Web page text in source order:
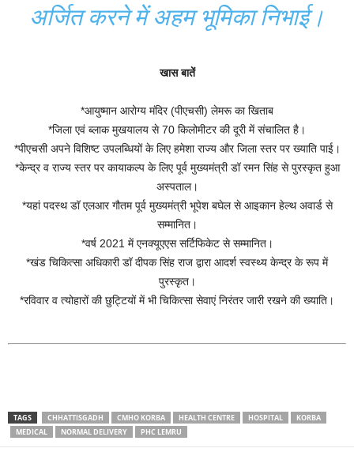
अर्जित करने में अहम भूमिका निभाई।
खास बातें
*आयुष्मान आरोग्य मंदिर (पीएचसी) लेमरू का खिताब
*जिला एवं ब्लाक मुखयालय से 70 किलोमीटर की दूरी में संचालित है।
*पीएचसी अपने विशिष्ट उपलब्धियों के लिए हमेशा राज्य और जिला स्तर पर ख्याति पाई।
*केन्द्र व राज्य स्तर पर कायाकल्प के लिए पूर्व मुख्यमंत्री डॉ रमन सिंह से पुरस्कृत हुआ
अस्पताल।
*यहां पदस्थ डॉ एलआर गौतम पूर्व मुख्यमंत्री भूपेश बघेल से आइकान हेल्थ अवार्ड से
सम्मानित।
*वर्ष 2021 में एनक्यूएएस सर्टिफिकेट से सम्मानित।
*खंड चिकित्सा अधिकारी डॉ दीपक सिंह राज द्वारा आदर्श स्वस्थ्य केन्द्र के रूप में
पुरस्कृत।
*रविवार व त्योहारों की छुट्टियों में भी चिकित्सा सेवाएं निरंतर जारी रखने की ख्याति।
TAGS CHHATTISGADH CMHO KORBA HEALTH CENTRE HOSPITAL
KORBA
MEDICAL
NORMAL DELIVERY PHC LEMRU